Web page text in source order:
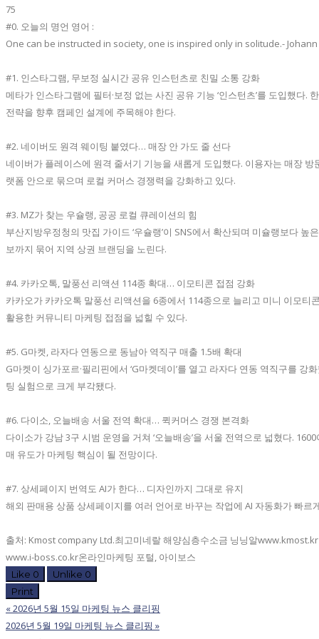
75
#0. 오늘의 명언 영어 :
One can be instructed in society, one is inspired only in solitude.- Johann
#1. 인스타그램, 무보정 실시간 공유 인스턴츠로 친밀 소통 강화
메타가 인스타그램에 필터·보정 없는 사진 공유 기능 ‘인스턴츠’를 도입했
전략을 향후 캠페인 설계에 주목해야 한다.
#2. 네이버도 원격 웨이팅 붙였다… 매장 안 가도 줄 선다
네이버가 플레이스에 원격 줄서기 기능을 새롭게 도입했다. 이용자는 매장
랫폼 안으로 묶으며 로컬 커머스 경쟁력을 강화하고 있다.
#3. MZ가 찾는 우슐랭, 공공 로컬 큐레이션의 힘
부산지방우정청의 맛집 가이드 ‘우슐랭’이 SNS에서 확산되며 미슐랭보다
보까지 묶어 지역 상권 브랜딩을 노린다.
#4. 카카오톡, 말풍선 리액션 114종 확대… 이모티콘 접점 강화
카카오가 카카오톡 말풍선 리액션을 6종에서 114종으로 늘리고 미니 이모
활용한 커뮤니티 마케팅 접점을 넓힐 수 있다.
#5. G마켓, 라자다 연동으로 동남아 역직구 매출 1.5배 확대
G마켓이 싱가포르·필리핀에서 ‘G마켓데이’를 열고 라자다 연동 역직구를
팅 실험으로 크게 부각됐다.
#6. 다이소, 오늘배송 서울 전역 확대… 퀵커머스 경쟁 본격화
다이소가 강남 3구 시범 운영을 거쳐 ‘오늘배송’을 서울 전역으로 넓혔다.
매 유도가 마케팅 핵심이 될 전망이다.
#7. 상세페이지 번역도 AI가 한다… 디자인까지 그대로 유지
해외 판매용 상품 상세페이지를 여러 언어로 바꾸는 작업에 AI 자동화가 빠
출처: Kmost company Ltd.최고미네랄 해양심층수소금 닝닝알www.kmost.kr
www.i-boss.co.kr온라인마케팅 포털, 아이보스
Like 0 Unlike 0
Print
«2026년 5월 15일 마케팅 뉴스 클리핑
2026년 5월 19일 마케팅 뉴스 클리핑 »